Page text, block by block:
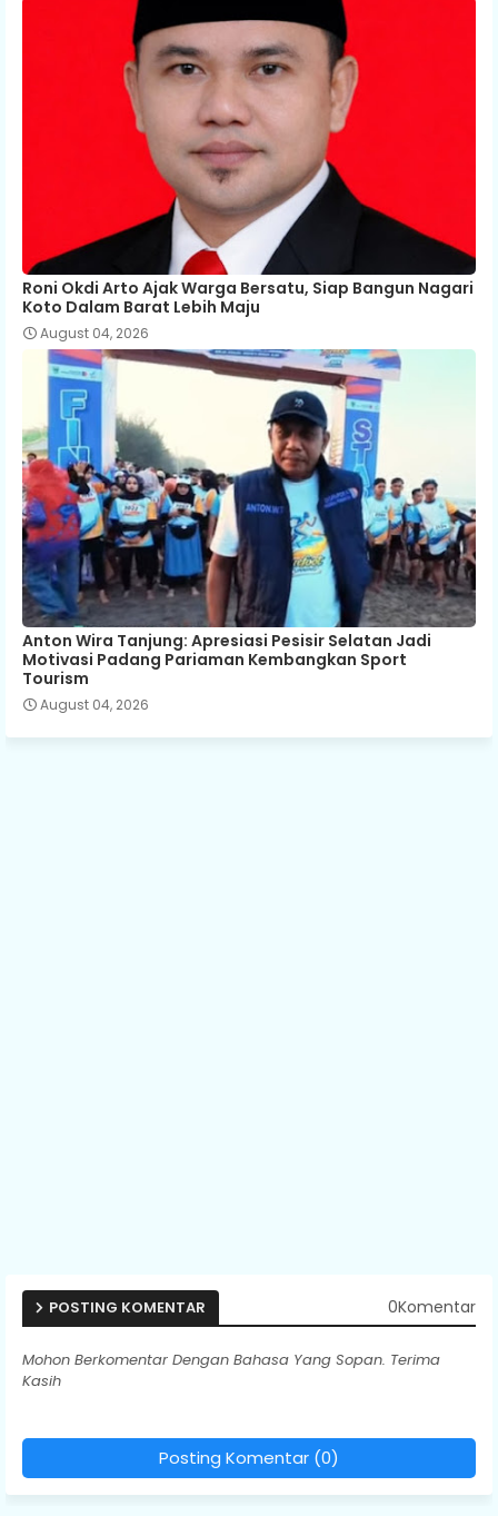
Roni Okdi Arto Ajak Warga Bersatu, Siap Bangun Nagari
Koto Dalam Barat Lebih Maju
August 04, 2026
Anton Wira Tanjung: Apresiasi Pesisir Selatan Jadi
Motivasi Padang Pariaman Kembangkan Sport
Tourism
August 04, 2026
POSTING KOMENTAR 0Komentar
Mohon Berkomentar Dengan Bahasa Yang Sopan. Terima
Kasih
Posting Komentar (0)